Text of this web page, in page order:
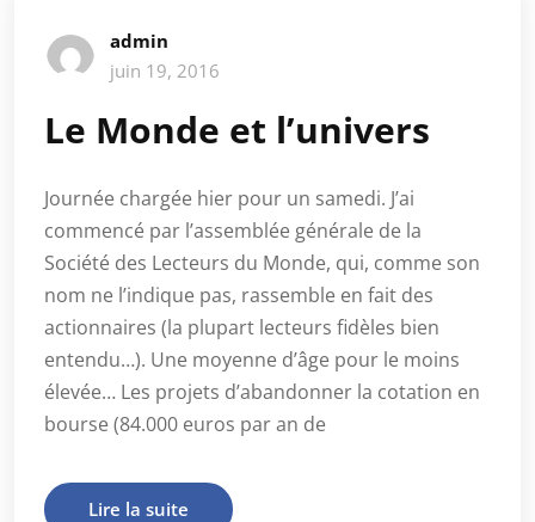
admin
juin 19, 2016
Le Monde et l’univers
Journée chargée hier pour un samedi. J’ai
commencé par l’assemblée générale de la
Société des Lecteurs du Monde, qui, comme son
nom ne l’indique pas, rassemble en fait des
actionnaires (la plupart lecteurs fidèles bien
entendu…). Une moyenne d’âge pour le moins
élevée… Les projets d’abandonner la cotation en
bourse (84.000 euros par an de
Lire la suite